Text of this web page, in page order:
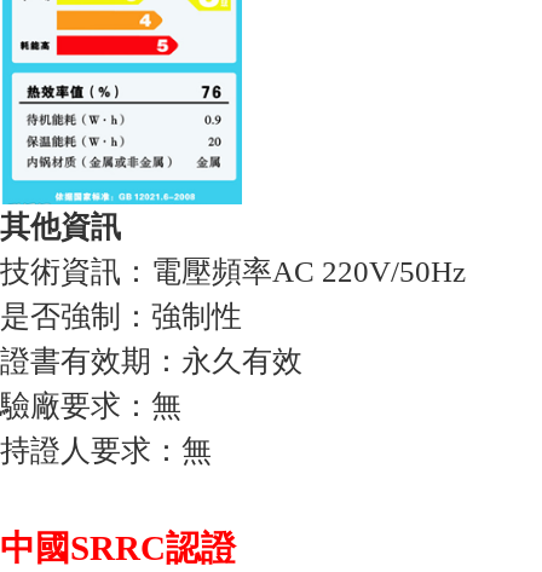
其他資訊
技術資訊：電壓頻率AC 220V/50Hz
是否強制：強制性
證書有效期：永久有效
驗廠要求：無
持證人要求：無
中國SRRC認證